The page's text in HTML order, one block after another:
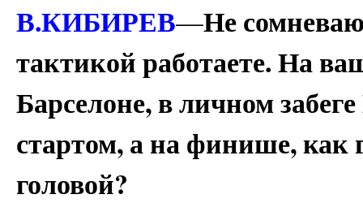
В.КИБИРЕВ—Не
тактикой работаете. На
Барселоне, в личном
стартом, а на финише, как
головой?